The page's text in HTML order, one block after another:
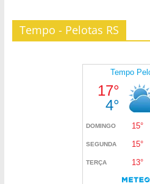
Tempo - Pelotas RS